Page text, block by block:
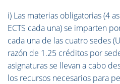
i) Las materias obligatorias (4
ECTS cada una) se imparten
cada una de las cuatro sedes
razón de 1.25 créditos por
asignaturas se llevan a cabo
los recursos necesarios para